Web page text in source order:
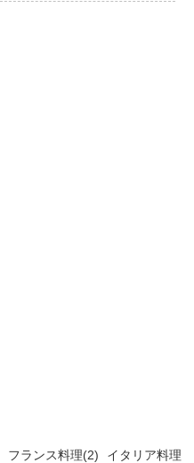
フランス料理(2)
イタリア料理